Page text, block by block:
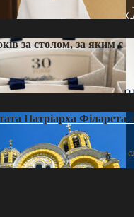
за столом, за яким є
Патріарха Філарета з